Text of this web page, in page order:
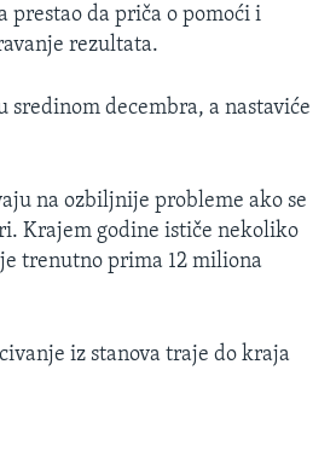
prestao da priča o pomoći i
rezultata.
sredinom decembra, a nastaviće
na ozbiljnije probleme ako se
Krajem godine ističe nekoliko
trenutno prima 12 miliona
iz stanova traje do kraja